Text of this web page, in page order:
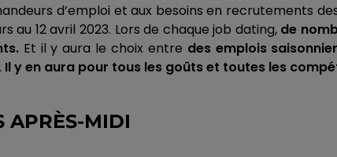
d’emploi et aux besoins en recrutements
au 12 avril 2023. Lors de chaque job dating, de
Et il y aura le choix entre des emplois
Il y en aura pour tous les goûts et toutes les
APRÈS-MIDI